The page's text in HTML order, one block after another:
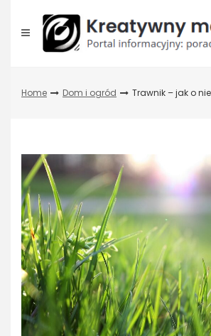
content
Home Dom i ogród Trawnik – jak o